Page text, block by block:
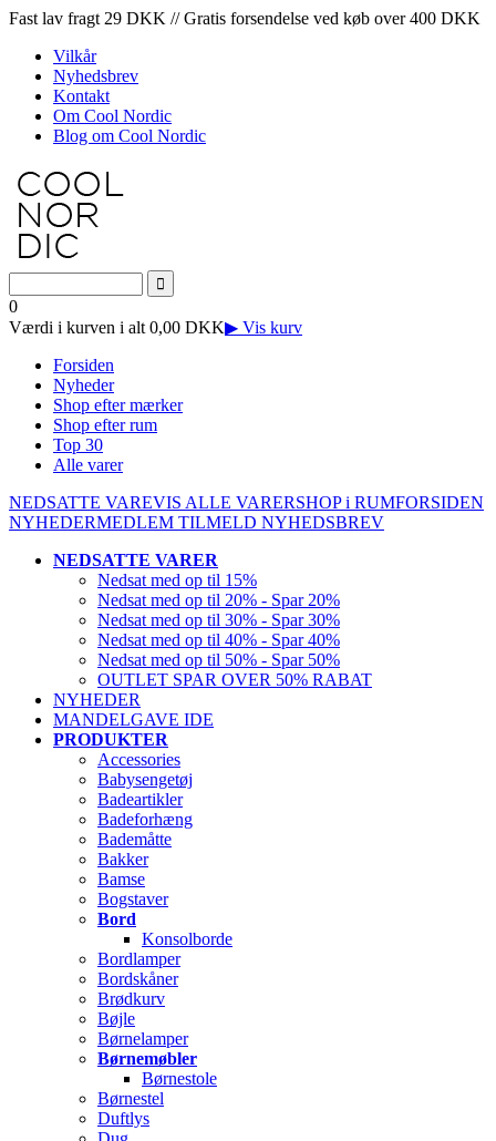
Fast lav fragt 29 DKK // Gratis forsendelse ved køb over 400 DKK
Vilkår
Nyhedsbrev
Kontakt
Om Cool Nordic
Blog om Cool Nordic
0
Værdi i kurven i alt 0,00 DKK▶ Vis kurv
Forsiden
Nyheder
Shop efter mærker
Shop efter rum
Top 30
Alle varer
NEDSATTE VAREVIS ALLE VARERSHOP i RUMFORSIDEN
NYHEDERMEDLEM TILMELD NYHEDSBREV
NEDSATTE VARER
Nedsat med op til 15%
Nedsat med op til 20% - Spar 20%
Nedsat med op til 30% - Spar 30%
Nedsat med op til 40% - Spar 40%
Nedsat med op til 50% - Spar 50%
OUTLET SPAR OVER 50% RABAT
NYHEDER
MANDELGAVE IDE
PRODUKTER
Accessories
Babysengetøj
Badeartikler
Badeforhæng
Bademåtte
Bakker
Bamse
Bogstaver
Bord
Konsolborde
Bordlamper
Bordskåner
Brødkurv
Bøjle
Børnelamper
Børnemøbler
Børnestole
Børnestel
Duftlys